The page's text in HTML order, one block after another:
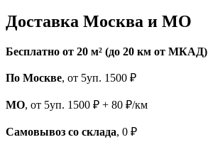
Доставка Москва и МО
Бесплатно от 20 м² (до 20 км от МКАД)
По Москве, от 5уп. 1500 ₽
МО, от 5уп. 1500 ₽ + 80 ₽/км
Самовывоз со склада, 0 ₽